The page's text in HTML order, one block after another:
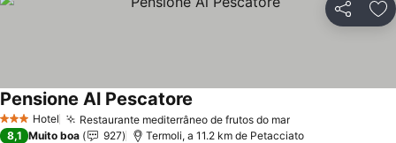
Partilhar
3 EstrelasHotel Restaurante mediterrâneo de frutos do marVer preços
Pensione Al Pescatore
8,1 Muito boa 927 Termoli, a 11.2 km de Petacciato